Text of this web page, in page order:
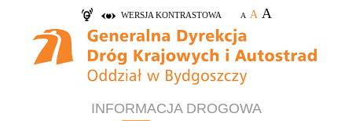
WERSJA KONTRASTOWA A A A
INFORMACJA DROGOWA